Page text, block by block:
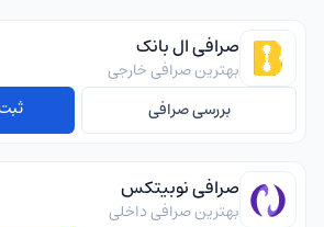
صرافی ال بانک
بهترین صرافی خارجی
بررسی صرافی
صرافی نوبیتکس
بهترین صرافی داخلی